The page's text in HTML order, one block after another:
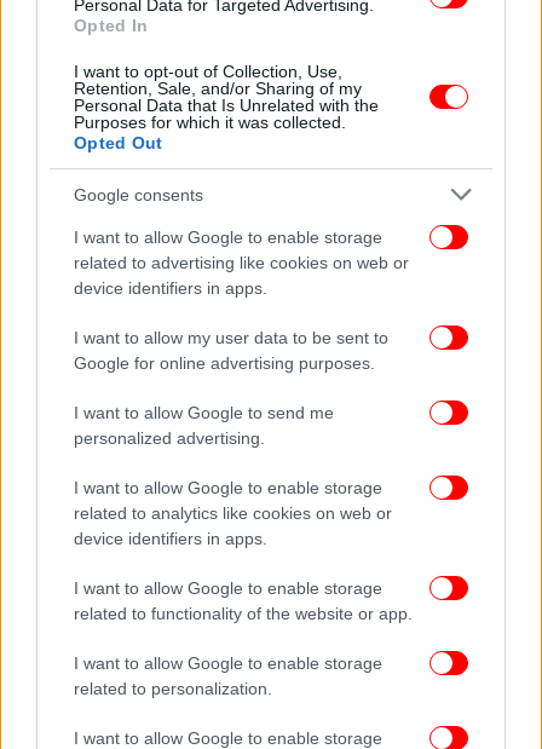
Personal Data for Targeted Advertising.
Opted In
I want to opt-out of Collection, Use,
Retention, Sale, and/or Sharing of my
Personal Data that Is Unrelated with the
Purposes for which it was collected.
Opted Out
Google consents
I want to allow Google to enable storage
related to advertising like cookies on web or
device identifiers in apps.
I want to allow my user data to be sent to
Google for online advertising purposes.
I want to allow Google to send me
personalized advertising.
I want to allow Google to enable storage
related to analytics like cookies on web or
device identifiers in apps.
I want to allow Google to enable storage
related to functionality of the website or app.
I want to allow Google to enable storage
related to personalization.
I want to allow Google to enable storage
ΚΟΣΜΟΣ 01/09/2025 23:50
Αναβλήθηκε η έξωση του Καφέ Γκρέκο -«Θα το
σώσουμε» λέει ο ιδιοκτήτης του δεύτερου
αρχαιότερου καφέ στην Ιταλία
20/08/2025 11:45
μικρότερου γιου του -Λέει ότι είναι άφραγκη και
ότι κινδύνευσε με έξωση